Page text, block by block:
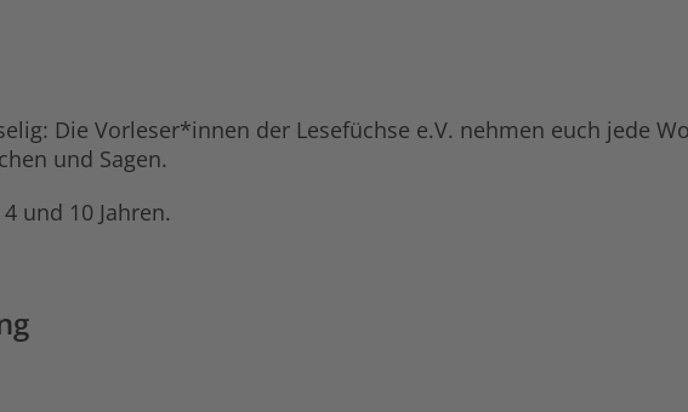
Die Vorleser*innen der Lesefüchse e.V. nehmen euch jede
und Sagen.
und 10 Jahren.